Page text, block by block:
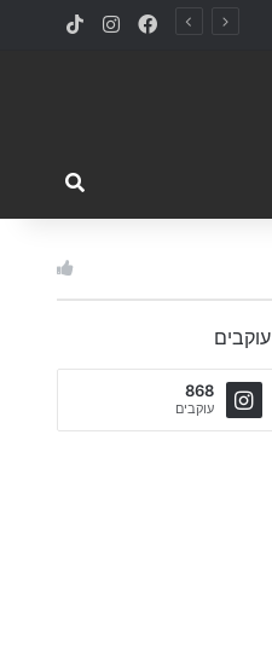
Facebook
Instagram
מה
עוקבים
868
עוקבים